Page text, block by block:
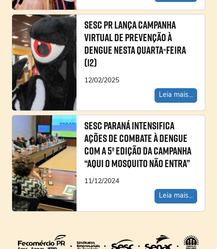
Sesc PR lança campanha
virtual de prevenção à
dengue nesta quarta-feira
(12)
12/02/2025
Leia mais...
Sesc Paraná intensifica
ações de combate à dengue
com a 5ª edição da campanha
“Aqui o Mosquito Não Entra”
11/12/2024
Leia mais...